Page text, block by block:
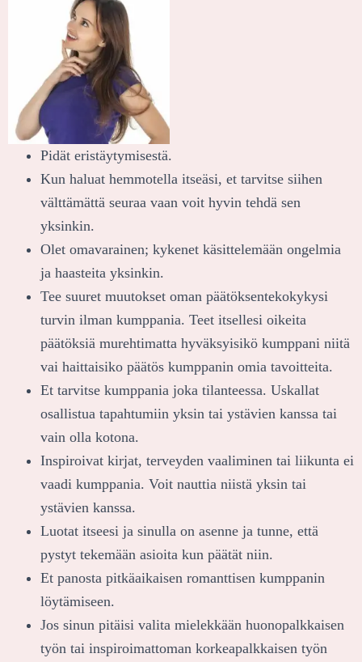
Pidät eristäytymisestä.
Kun haluat hemmotella itseäsi, et tarvitse siihen
välttämättä seuraa vaan voit hyvin tehdä sen
yksinkin.
Olet omavarainen; kykenet käsittelemään ongelmia
ja haasteita yksinkin.
Tee suuret muutokset oman päätöksentekokykysi
turvin ilman kumppania. Teet itsellesi oikeita
päätöksiä murehtimatta hyväksyisikö kumppani niitä
vai haittaisiko päätös kumppanin omia tavoitteita.
Et tarvitse kumppania joka tilanteessa. Uskallat
osallistua tapahtumiin yksin tai ystävien kanssa tai
vain olla kotona.
Inspiroivat kirjat, terveyden vaaliminen tai liikunta ei
vaadi kumppania. Voit nauttia niistä yksin tai
ystävien kanssa.
Luotat itseesi ja sinulla on asenne ja tunne, että
pystyt tekemään asioita kun päätät niin.
Et panosta pitkäaikaisen romanttisen kumppanin
löytämiseen.
Jos sinun pitäisi valita mielekkään huonopalkkaisen
työn tai inspiroimattoman korkeapalkkaisen työn